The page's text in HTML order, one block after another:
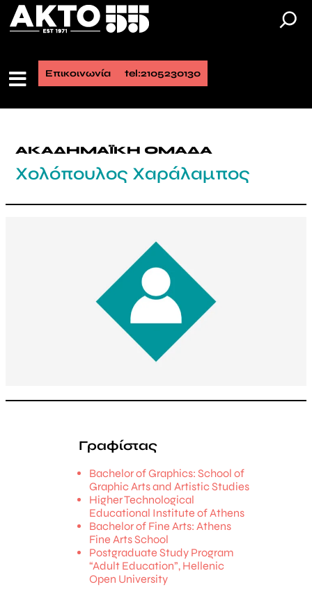
Επικοινωνία tel:2105230130
ΑΚΑΔΗΜΑΪΚΗ ΟΜΑΔΑ
Χολόπουλος Χαράλαμπος
Γραφίστας
Bachelor of Graphics: School of
Graphic Arts and Artistic Studies
Higher Technological
Educational Institute of Athens
Bachelor of Fine Arts: Athens
Fine Arts School
Postgraduate Study Program
“Adult Education”, Hellenic
Open University